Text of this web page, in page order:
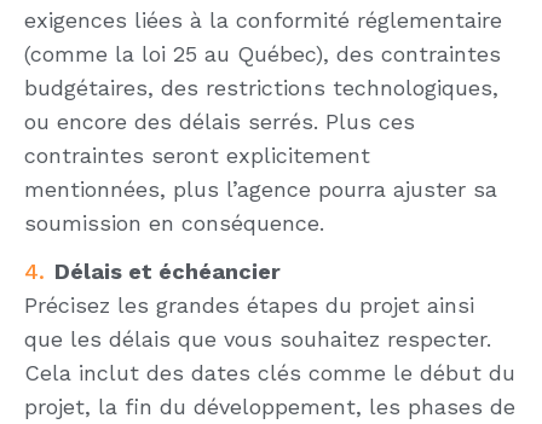
exigences liées à la conformité réglementaire
(comme la loi 25 au Québec), des contraintes
budgétaires, des restrictions technologiques,
ou encore des délais serrés. Plus ces
contraintes seront explicitement
mentionnées, plus l’agence pourra ajuster sa
soumission en conséquence.
Délais et échéancier
Précisez les grandes étapes du projet ainsi
que les délais que vous souhaitez respecter.
Cela inclut des dates clés comme le début du
projet, la fin du développement, les phases de